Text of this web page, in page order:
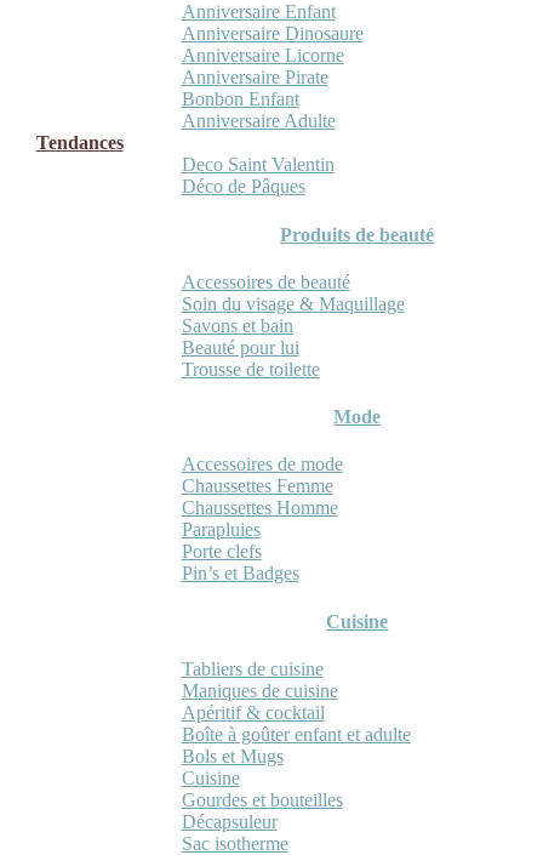
Anniversaire Enfant
Anniversaire Dinosaure
Anniversaire Licorne
Anniversaire Pirate
Bonbon Enfant
Anniversaire Adulte
Tendances
Deco Saint Valentin
Déco de Pâques
Produits de beauté
Accessoires de beauté
Soin du visage & Maquillage
Savons et bain
Beauté pour lui
Trousse de toilette
Mode
Accessoires de mode
Chaussettes Femme
Chaussettes Homme
Parapluies
Porte clefs
Pin’s et Badges
Cuisine
Tabliers de cuisine
Maniques de cuisine
Apéritif & cocktail
Boîte à goûter enfant et adulte
Bols et Mugs
Cuisine
Gourdes et bouteilles
Décapsuleur
Sac isotherme